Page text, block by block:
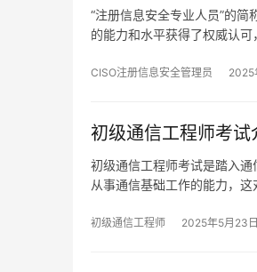
“注册信息安全专业人员”的
的能力和水平获得了权威认可
CISO注册信息安全管理员 2025
初级通信工程师考
初级通信工程师考试是踏入
从事通信基础工作的能力，
初级通信工程师 2025年5月23日